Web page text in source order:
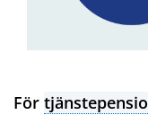
För